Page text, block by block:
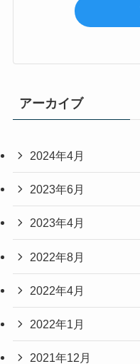
アーカイブ
2024年4月
2023年6月
2023年4月
2022年8月
2022年4月
2022年1月
2021年12月